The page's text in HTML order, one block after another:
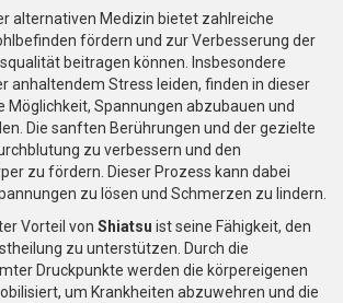
alternativen Medizin bietet zahlreiche
fördern und zur Verbesserung der
beitragen können. Insbesondere
anhaltendem Stress leiden, finden in dieser
Möglichkeit, Spannungen abzubauen und
Die sanften Berührungen und der gezielte
zu verbessern und den
zu fördern. Dieser Prozess kann dabei
zu lösen und Schmerzen zu lindern.
Vorteil von Shiatsu ist seine Fähigkeit, den
zu unterstützen. Durch die
Druckpunkte werden die körpereigenen
um Krankheiten abzuwehren und die